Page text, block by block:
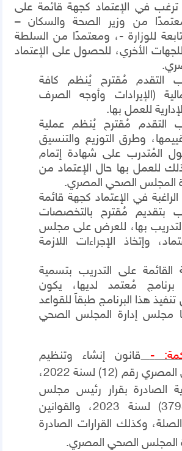
ترغب في الإعتماد كجهة قائمة على
من وزير الصحة والسكان –
للوزارة -، ومعتمدًا من السلطة
الأخري، للحصول على الإعتماد
التقدم مُقترح يُنظم كافة
(الإيرادات وأوجه الصرف
للعمل بها.
التقدم مُقترح يُنظم عملية
وطرق التوزيع والتنسيق
المُتدرب على شهادة إتمام
للعمل بها حال الإعتماد من
المجلس الصحي المصري.
الراغبة في الإعتماد كجهة قائمة
بتقديم مُقترح بالتخصصات
التدريب بها، للعرض على مجلس
وإتخاذ الإجراءات اللازمة
القائمة على التدريب بتسمية
مُعتمد لديها، يكون
هذا البرنامج طبقاً للقواعد
مجلس إدارة المجلس الصحي
-
قانون إنشاء وتنظيم
المجلس الصحي المصري رقم (12) لسنة 2022،
الصادرة بقرار رئيس مجلس
الوزراء رقم (3798) لسنة 2023، والقوانين
وكذلك القرارات الصادرة
المجلس الصحي المصري.